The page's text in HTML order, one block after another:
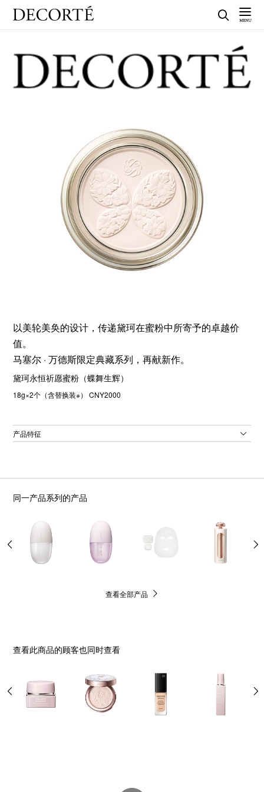
以美轮美奂的设计，传递黛珂在蜜粉中所寄予的卓越价
值。
马塞尔 · 万德斯限定典藏系列，再献新作。
黛珂永恒祈愿蜜粉（蝶舞生辉）
18g×2个（含替换装※） CNY2000
产品特征
同一产品系列的产品
查看全部产品
查看此商品的顾客也同时查看